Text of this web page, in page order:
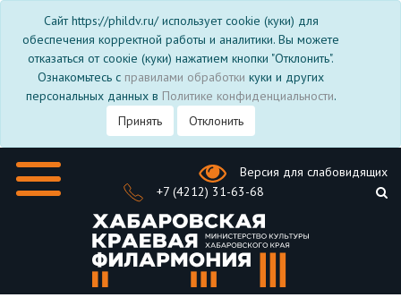
Сайт https://phildv.ru/ использует cookie (куки) для
обеспечения корректной работы и аналитики. Вы можете
отказаться от соокіе (куки) нажатием кнопки "Отклонить".
Ознакомьтесь с правилами обработки куки и других
персональных данных в Политике конфиденциальности.
Принять
Отклонить
Версия для слабовидящих
+7 (4212) 31-63-68